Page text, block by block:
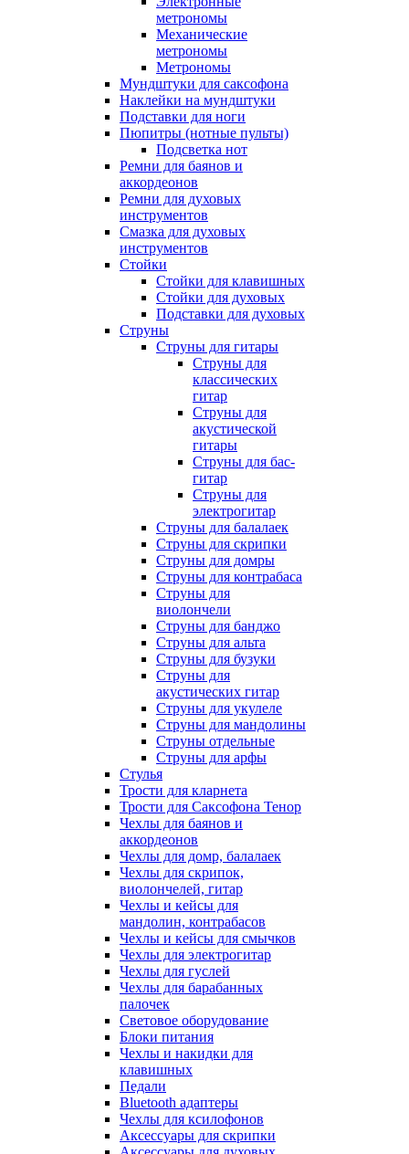
метрономы
Механические
метрономы
Метрономы
Мундштуки для саксофона
Наклейки на мундштуки
Подставки для ноги
Пюпитры (нотные пульты)
Подсветка нот
Ремни для баянов и
аккордеонов
Ремни для духовых
инструментов
Смазка для духовых
инструментов
Стойки
Стойки для клавишных
Стойки для духовых
Подставки для духовых
Струны
Струны для гитары
Струны для
классических
гитар
Струны для
акустической
гитары
Струны для бас-
гитар
Струны для
электрогитар
Струны для балалаек
Струны для скрипки
Струны для домры
Струны для контрабаса
Струны для
виолончели
Струны для банджо
Струны для альта
Струны для бузуки
Струны для
акустических гитар
Струны для укулеле
Струны для мандолины
Струны отдельные
Струны для арфы
Стулья
Трости для кларнета
Трости для Саксофона Тенор
Чехлы для баянов и
аккордеонов
Чехлы для домр, балалаек
Чехлы для скрипок,
виолончелей, гитар
Чехлы и кейсы для
мандолин, контрабасов
Чехлы и кейсы для смычков
Чехлы для электрогитар
Чехлы для гуслей
Чехлы для барабанных
палочек
Световое оборудование
Блоки питания
Чехлы и накидки для
клавишных
Педали
Bluetooth адаптеры
Чехлы для ксилофонов
Аксессуары для скрипки